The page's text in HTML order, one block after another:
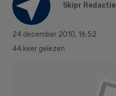
Skipr Redactie
24 december 2010, 16:52
44 keer gelezen